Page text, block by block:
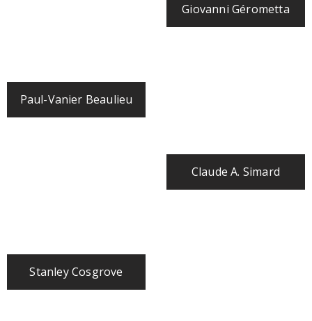
Giovanni Gérometta
Paul-Vanier Beaulieu
Claude A. Simard
Stanley Cosgrove